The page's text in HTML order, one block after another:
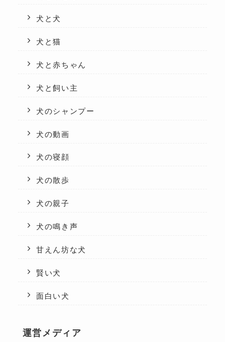
犬と犬
犬と猫
犬と赤ちゃん
犬と飼い主
犬のシャンプー
犬の動画
犬の寝顔
犬の散歩
犬の親子
犬の鳴き声
甘えん坊な犬
賢い犬
面白い犬
運営メディア